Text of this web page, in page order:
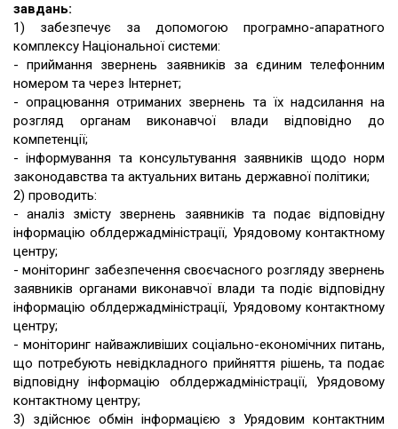
завдань:
1) забезпечує за допомогою програмно-апаратного
комплексу Національної системи:
- приймання звернень заявників за єдиним телефонним
номером та через Інтернет;
- опрацювання отриманих звернень та їх надсилання на
розгляд органам виконавчої влади відповідно до
компетенції;
- інформування та консультування заявників щодо норм
законодавства та актуальних витань державної політики;
2) проводить:
- аналіз змісту звернень заявників та подає відповідну
інформацію облдержадміністрації, Урядовому контактному
центру;
- моніторинг забезпечення своєчасного розгляду звернень
заявників органами виконавчої влади та подіє відповідну
інформацію облдержадміністрації, Урядовому контактному
центру;
- моніторинг найважливіших соціально-економічних питань,
що потребують невідкладного прийняття рішень, та подає
відповідну інформацію облдержадміністрації, Урядовому
контактному центру;
3) здійснює обмін інформацією з Урядовим контактним